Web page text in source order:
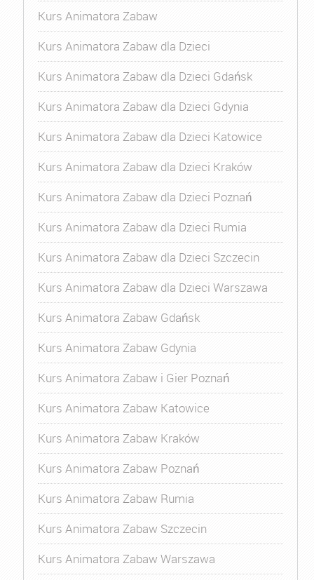
Kurs Animatora Zabaw
Kurs Animatora Zabaw dla Dzieci
Kurs Animatora Zabaw dla Dzieci Gdańsk
Kurs Animatora Zabaw dla Dzieci Gdynia
Kurs Animatora Zabaw dla Dzieci Katowice
Kurs Animatora Zabaw dla Dzieci Kraków
Kurs Animatora Zabaw dla Dzieci Poznań
Kurs Animatora Zabaw dla Dzieci Rumia
Kurs Animatora Zabaw dla Dzieci Szczecin
Kurs Animatora Zabaw dla Dzieci Warszawa
Kurs Animatora Zabaw Gdańsk
Kurs Animatora Zabaw Gdynia
Kurs Animatora Zabaw i Gier Poznań
Kurs Animatora Zabaw Katowice
Kurs Animatora Zabaw Kraków
Kurs Animatora Zabaw Poznań
Kurs Animatora Zabaw Rumia
Kurs Animatora Zabaw Szczecin
Kurs Animatora Zabaw Warszawa